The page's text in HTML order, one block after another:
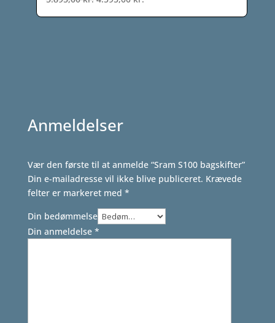
oprindeligeaktuelle
Anmeldelser
Vær den første til at anmelde “Sram S100 bagskifter”
Din e-mailadresse vil ikke blive publiceret. Krævede
felter er markeret med *
Din bedømmelse
Din anmeldelse *